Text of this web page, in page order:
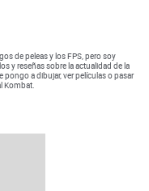
de peleas y los FPS, pero soy
y reseñas sobre la actualidad de la
a dibujar, ver películas o pasar
Kombat.